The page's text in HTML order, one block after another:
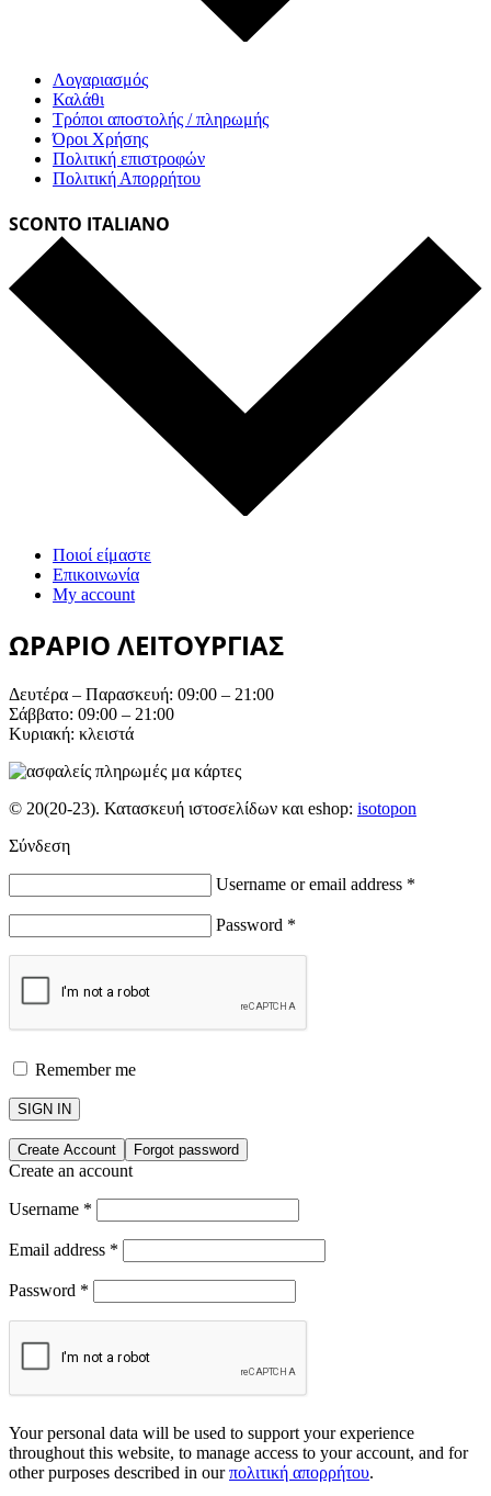
Λογαριασμός
Καλάθι
Τρόποι αποστολής / πληρωμής
Όροι Χρήσης
Πολιτική επιστροφών
Πολιτική Απορρήτου
SCONTO ITALIANO
Ποιοί είμαστε
Επικοινωνία
My account
ΩΡΑΡΙΟ ΛΕΙΤΟΥΡΓΙΑΣ
Δευτέρα – Παρασκευή: 09:00 – 21:00
Σάββατο: 09:00 – 21:00
Κυριακή: κλειστά
© 20(20-23). Κατασκευή ιστοσελίδων και eshop: isotopon
Σύνδεση
Username or email address *
Password *
Remember me
SIGN IN
Create Account Forgot password
Create an account
Username *
Email address *
Password *
Your personal data will be used to support your experience
throughout this website, to manage access to your account, and for
other purposes described in ourπολιτική απορρήτου.